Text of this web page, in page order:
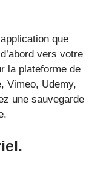
que
vers votre
la plateforme de
Vimeo, Udemy,
une sauvegarde